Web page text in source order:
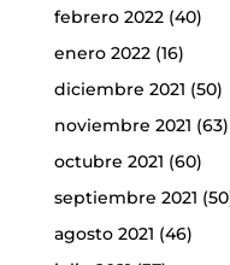
febrero 2022(40)
enero 2022(16)
diciembre 2021 (50)
noviembre 2021 (63)
octubre 2021 (60)
septiembre 2021
agosto 2021 (46)